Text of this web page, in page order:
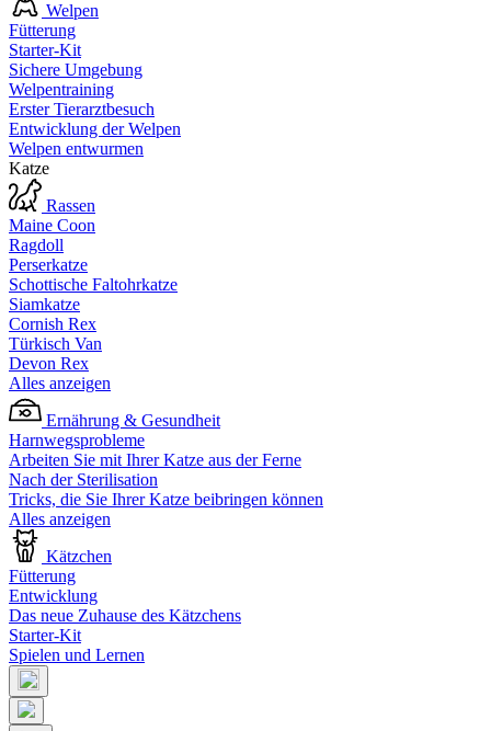
Welpen
Fütterung
Starter-Kit
Sichere Umgebung
Welpentraining
Erster Tierarztbesuch
Entwicklung der Welpen
Welpen entwurmen
Katze
Rassen
Maine Coon
Ragdoll
Perserkatze
Schottische Faltohrkatze
Siamkatze
Cornish Rex
Türkisch Van
Devon Rex
Alles anzeigen
Ernährung & Gesundheit
Harnwegsprobleme
Arbeiten Sie mit Ihrer Katze aus der Ferne
Nach der Sterilisation
Tricks, die Sie Ihrer Katze beibringen können
Alles anzeigen
Kätzchen
Fütterung
Entwicklung
Das neue Zuhause des Kätzchens
Starter-Kit
Spielen und Lernen